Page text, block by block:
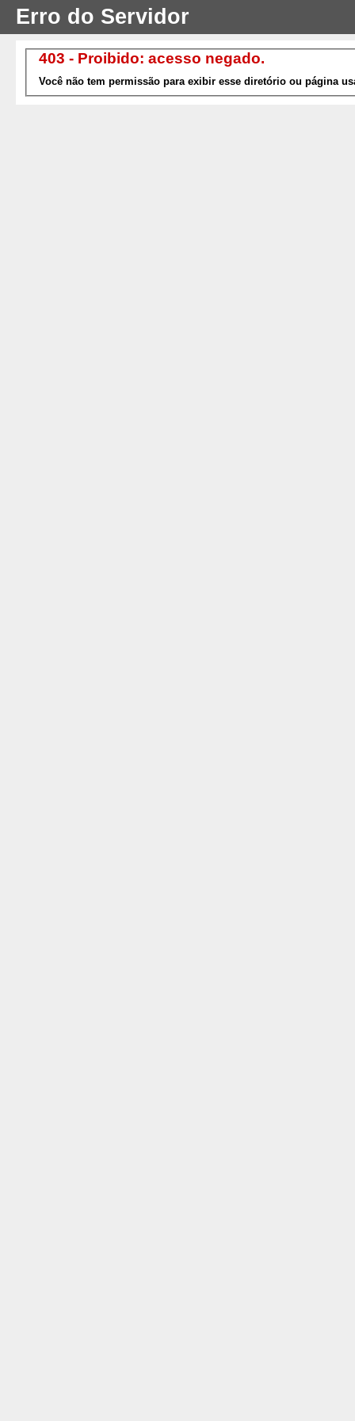
Erro do Servidor
403 - Proibido: acesso negado.
Você não tem permissão para exibir esse diretório ou página